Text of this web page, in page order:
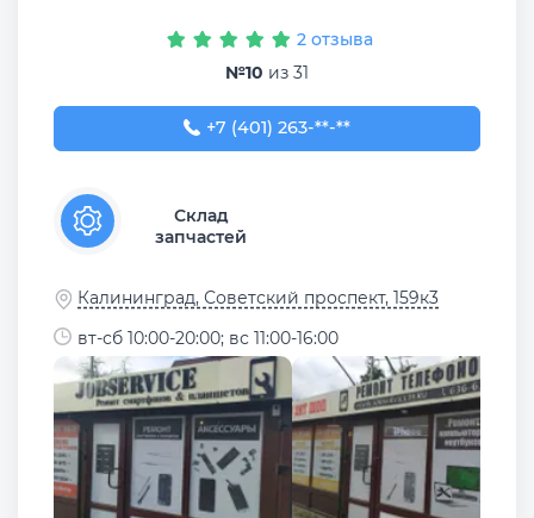
2 отзыва
№10 из 31
+7 (401) 263-66-35
+7 (401) 263-**-**
Склад
запчастей
Калининград, Советский проспект, 159к3
вт-сб 10:00-20:00; вс 11:00-16:00